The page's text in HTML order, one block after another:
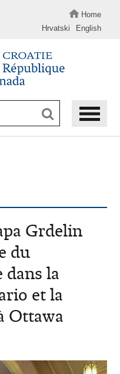
Home
Hrvatski
English
Grdelin
du
la
et la
Ottawa